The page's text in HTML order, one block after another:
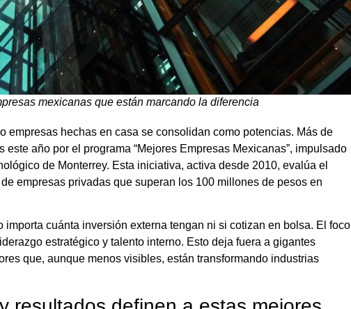
mexicanas que están marcando la diferencia
empresas hechas en casa se consolidan como potencias. Más de
año por el programa “Mejores Empresas Mexicanas”, impulsado
de Monterrey. Esta iniciativa, activa desde 2010, evalúa el
empresas privadas que superan los 100 millones de pesos en
importa cuánta inversión externa tengan ni si cotizan en bolsa. El foco
estratégico y talento interno. Esto deja fuera a gigantes
que, aunque menos visibles, están transformando industrias